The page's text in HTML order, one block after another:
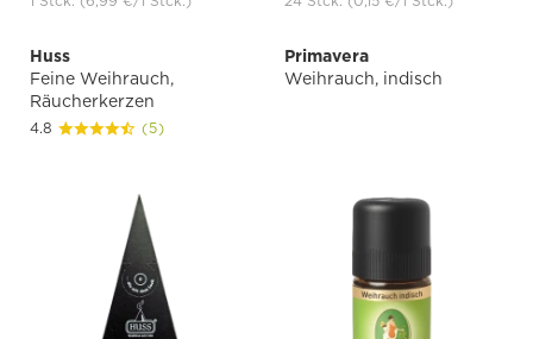
Huss
Feine Weihrauch,
Räucherkerzen
4.8 (5)
Primavera
Weihrauch, indisch